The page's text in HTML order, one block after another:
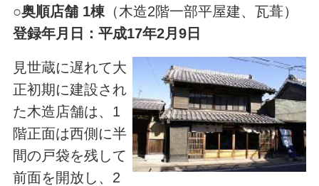
○奥順店舗 1棟（木造2階一部平屋建、瓦葺）
登録年月日：平成17年2月9日
見世蔵に遅れて大
正初期に建設され
た木造店舗は、1
階正面は西側に半
間の戸袋を残して
前面を開放し、2